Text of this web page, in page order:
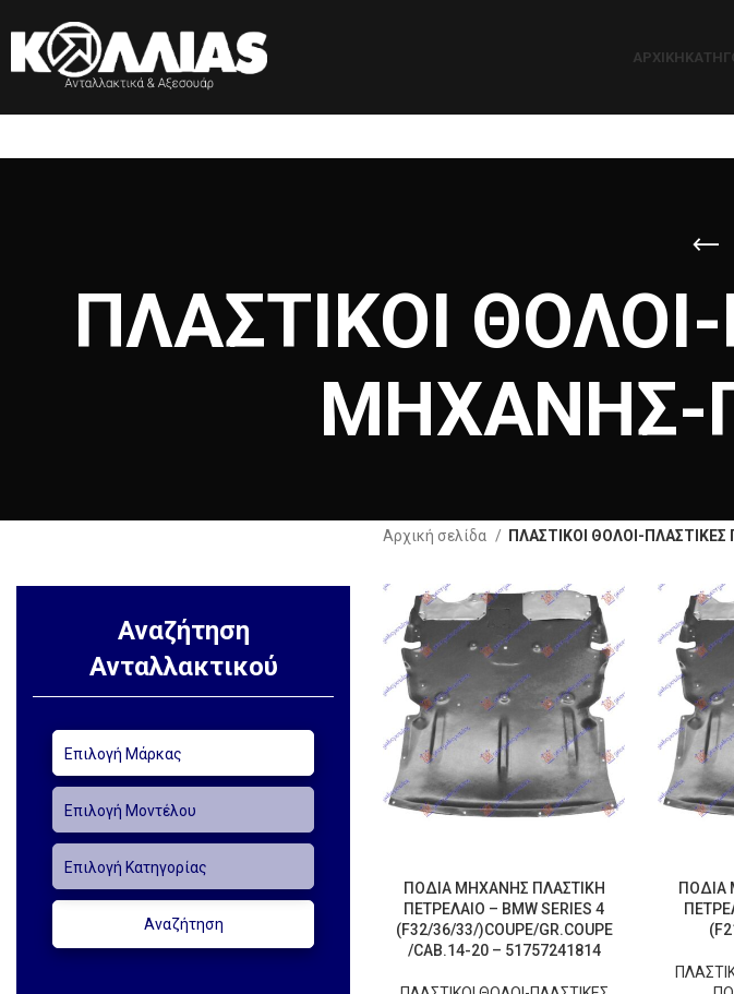
ΑΡΧΙΚΉ
ΠΛΑΣΤΙΚΟΙ
ΜΗΧΑΝΗΣ-
Αναζήτηση
Ανταλλακτικού
Αρχική σελίδα ΠΛΑΣΤΙΚΟΙ ΘΟΛΟΙ-
ΠΟΔΙΑ ΜΗΧΑΝΗΣ ΠΛΑΣΤΙΚΗ
ΠΕΤΡΕΛΑΙΟ – BMW SERIES 4
(F32/36/33/)COUPE/GR.COUPE
/CAB.14-20 – 51757241814
ΠΟΔΙΑ